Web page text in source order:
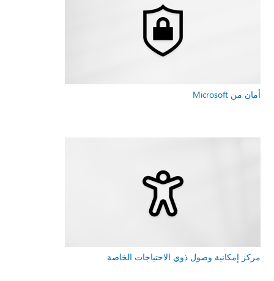
أمان من Microsoft
مركز إمكانية وصول ذوي الاحتياجات الخاصة